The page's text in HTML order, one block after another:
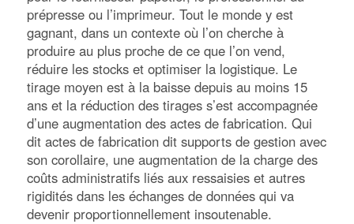
prépresse ou l’imprimeur. Tout le monde y est
gagnant, dans un contexte où l’on cherche à
produire au plus proche de ce que l’on vend,
réduire les stocks et optimiser la logistique. Le
tirage moyen est à la baisse depuis au moins 15
ans et la réduction des tirages s’est accompagnée
d’une augmentation des actes de fabrication. Qui
dit actes de fabrication dit supports de gestion avec
son corollaire, une augmentation de la charge des
coûts administratifs liés aux ressaisies et autres
rigidités dans les échanges de données qui va
devenir proportionnellement insoutenable.